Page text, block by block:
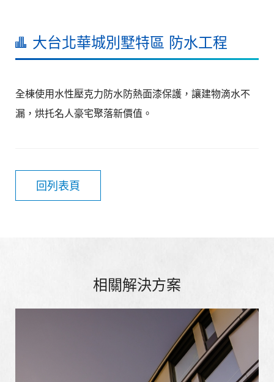
大台北華城別墅特區 防水工程
全棟使用水性壓克力防水防熱面漆保護，讓建物滴水不
漏，烘托名人豪宅聚落新價值。
回列表頁
相關解決方案